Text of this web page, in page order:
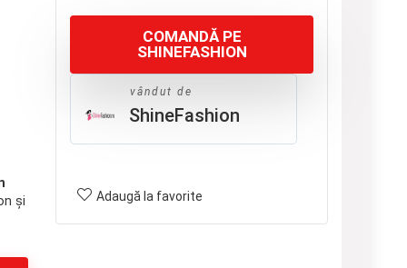
și
COMANDĂ PE
SHINEFASHION
vândut de
ShineFashion
Adaugă la favorite